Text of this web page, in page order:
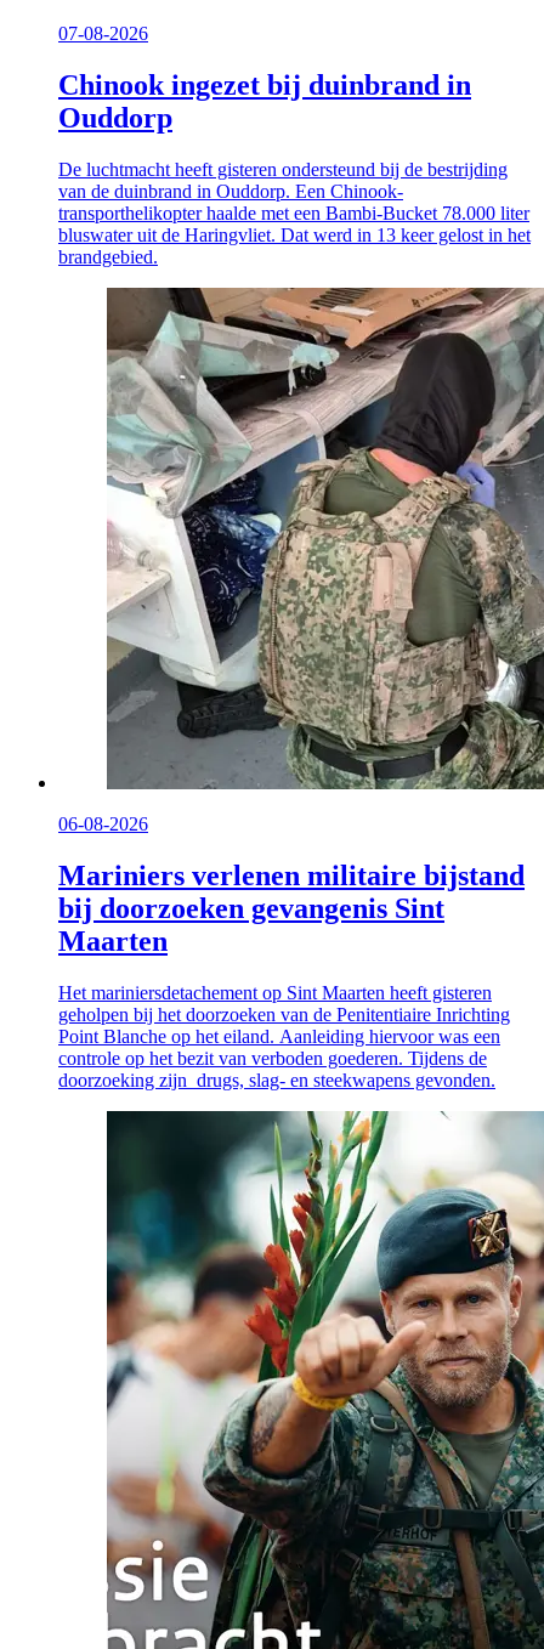
07-08-2026
Chinook ingezet bij duinbrand in
Ouddorp
De luchtmacht heeft gisteren ondersteund bij de bestrijding
van de duinbrand in Ouddorp. Een Chinook-
transporthelikopter haalde met een Bambi-Bucket 78.000 liter
bluswater uit de Haringvliet. Dat werd in 13 keer gelost in het
brandgebied.
06-08-2026
Mariniers verlenen militaire bijstand
bij doorzoeken gevangenis Sint
Maarten
Het mariniersdetachement op Sint Maarten heeft gisteren
geholpen bij het doorzoeken van de Penitentiaire Inrichting
Point Blanche op het eiland. Aanleiding hiervoor was een
controle op het bezit van verboden goederen. Tijdens de
doorzoeking zijn drugs, slag- en steekwapens gevonden.